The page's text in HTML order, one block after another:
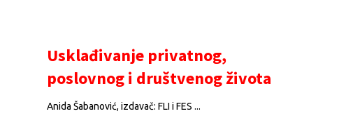
Usklađivanje privatnog,
poslovnog i društvenog života
Anida Šabanović, izdavač: FLI i FES ...